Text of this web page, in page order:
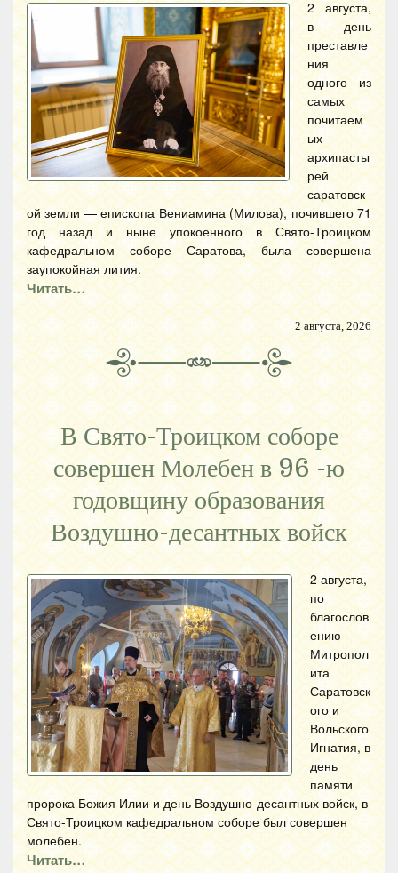
2 августа,
в день
преставле
ния
одного из
самых
почитаем
ых
архипасты
рей
саратовск
ой земли — епископа Вениамина (Милова), почившего 71
год назад и ныне упокоенного в Свято-Троицком
кафедральном соборе Саратова, была совершена
заупокойная лития.
Читать…
2 августа, 2026
В Свято-Троицком соборе
совершен Молебен в 96 -ю
годовщину образования
Воздушно-десантных войск
2 августа,
по
благослов
ению
Митропол
ита
Саратовск
ого и
Вольского
Игнатия, в
день
памяти
пророка Божия Илии и день Воздушно-десантных войск, в
Свято-Троицком кафедральном соборе был совершен
молебен.
Читать…